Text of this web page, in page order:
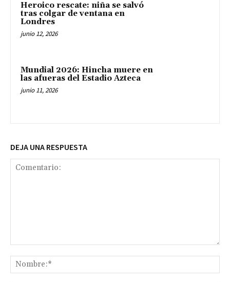
Heroico rescate: niña se salvó
tras colgar de ventana en
Londres
junio 12, 2026
Mundial 2026: Hincha muere en
las afueras del Estadio Azteca
junio 11, 2026
DEJA UNA RESPUESTA